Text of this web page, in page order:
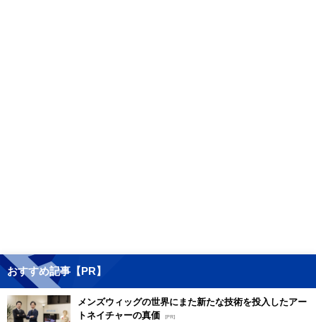
おすすめ記事【PR】
メンズウィッグの世界にまた新たな技術を投入したアー
トネイチャーの真価
[PR]